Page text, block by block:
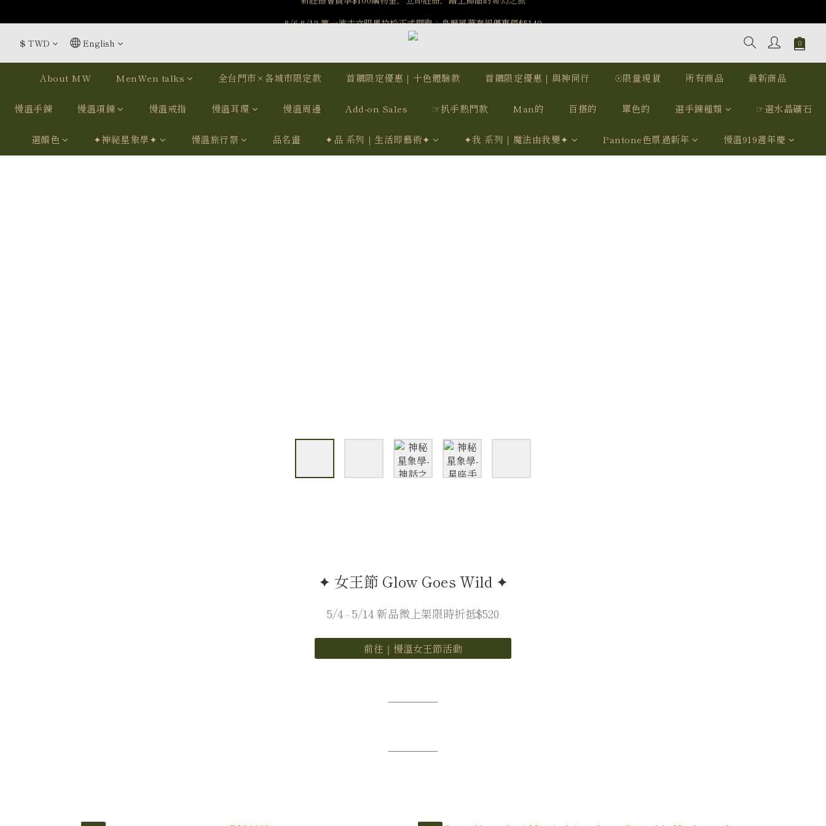
7/15-8/25 神秘星象學系列｜獅子座時區 項鍊 X 戒指 X 手鍊 享福利
️8/6-8/12 第一波古文明馬拉松正式開跑：烏爾風華套組優惠價$5140
$ TWD English
About MW MenWen talks 全台門市×各城市限定款 首購限定優惠｜十色體驗款 首購限定優惠｜與神同行 ☉限量現貨 所有商品 最新商品
慢溫手鍊 慢溫項鍊 慢溫戒指 慢溫耳環 慢溫周邊 Add-on Sales ☞扒手熱門款 Man的 百搭的 單色的 選手鍊種類 ☞選水晶礦石
選顏色 ✦神祕星象學✦ 慢溫旅行祭 品名畫 ✦品 系列｜生活即藝術✦ ✦我 系列｜魔法由我變✦ Pantone色票過新年 慢溫919週年慶
✦ 女王節 Glow Goes Wild ✦
5/4 - 5/14 新品微上架限時折抵$520
前往｜慢溫女王節活動
—————
—————